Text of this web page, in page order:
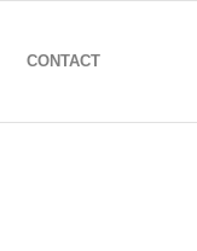
CONTACT